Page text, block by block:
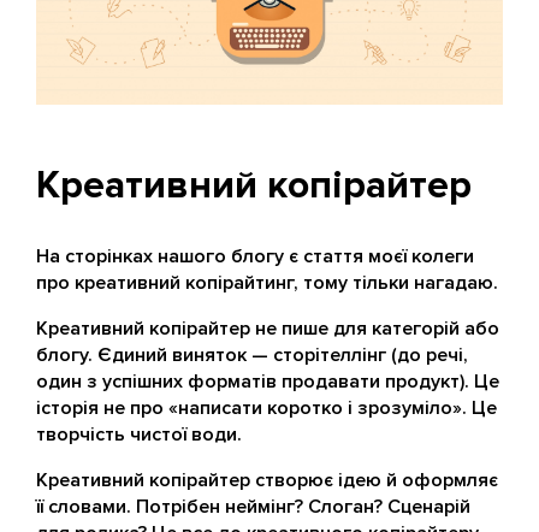
Креативний копірайтер
На сторінках нашого блогу є стаття моєї колеги
про креативний копірайтинг, тому тільки нагадаю.
Креативний копірайтер не пише для категорій або
блогу. Єдиний виняток — сторітеллінг (до речі,
один з успішних форматів продавати продукт). Це
історія не про «написати коротко і зрозуміло». Це
творчість чистої води.
Креативний копірайтер створює ідею й оформляє
її словами. Потрібен неймінг? Слоган? Сценарій